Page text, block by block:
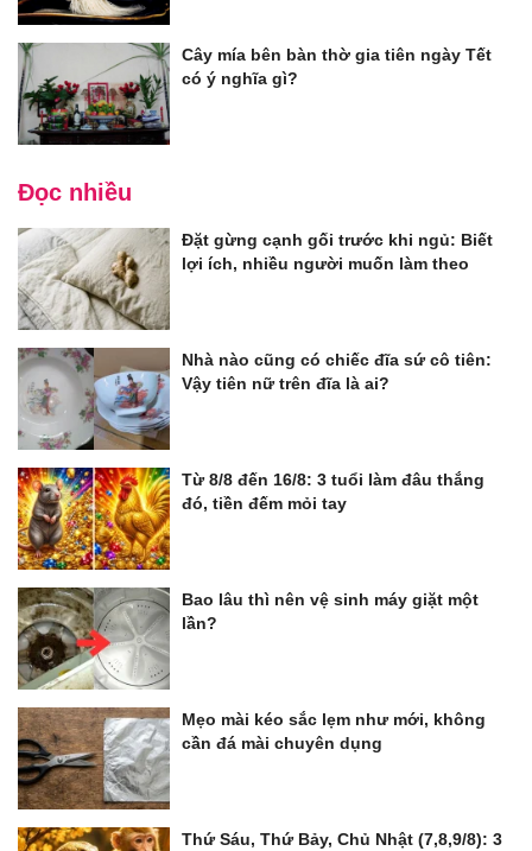
Cây mía bên bàn thờ gia tiên ngày Tết
có ý nghĩa gì?
Đọc nhiều
Đặt gừng cạnh gối trước khi ngủ: Biết
lợi ích, nhiều người muốn làm theo
Nhà nào cũng có chiếc đĩa sứ cô tiên:
Vậy tiên nữ trên đĩa là ai?
Từ 8/8 đến 16/8: 3 tuổi làm đâu thắng
đó, tiền đếm mỏi tay
Bao lâu thì nên vệ sinh máy giặt một
lần?
Mẹo mài kéo sắc lẹm như mới, không
cần đá mài chuyên dụng
Thứ Sáu, Thứ Bảy, Chủ Nhật (7,8,9/8): 3